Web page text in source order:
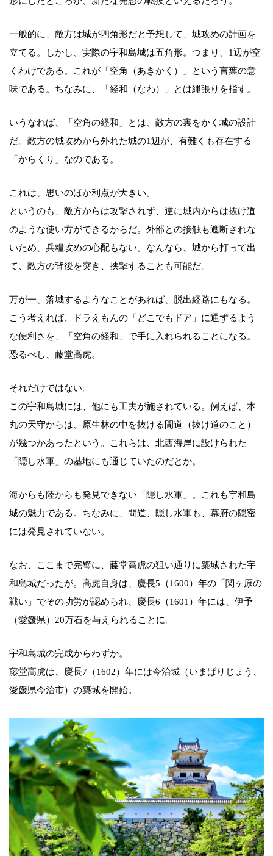
一般的に、敵方は城が四角形だと予想して、城攻めの計画を
立てる。しかし、実際の宇和島城は五角形。つまり、1辺が空
くわけである。これが「空角（あきかく）」という言葉の意
味である。ちなみに、「経和（なわ）」とは縄張りを指す。
いうなれば、「空角の経和」とは、敵方の裏をかく城の設計
だ。敵方の城攻めから外れた城の1辺が、有難くも存在する
「からくり」なのである。
これは、思いのほか利点が大きい。
というのも、敵方からは攻撃されず、逆に城内からは抜け道
のような使い方ができるからだ。外部との接触も遮断されな
いため、兵糧攻めの心配もない。なんなら、城から打って出
て、敵方の背後を突き、挟撃することも可能だ。
万が一、落城するようなことがあれば、脱出経路にもなる。
こう考えれば、ドラえもんの「どこでもドア」に通ずるよう
な便利さを、「空角の経和」で手に入れられることになる。
恐るべし、藤堂高虎。
それだけではない。
この宇和島城には、他にも工夫が施されている。例えば、本
丸の天守からは、原生林の中を抜ける間道（抜け道のこと）
が幾つかあったという。これらは、北西海岸に設けられた
「隠し水軍」の基地にも通じていたのだとか。
海からも陸からも発見できない「隠し水軍」。これも宇和島
城の魅力である。ちなみに、間道、隠し水軍も、幕府の隠密
には発見されていない。
なお、ここまで完璧に、藤堂高虎の狙い通りに築城された宇
和島城だったが。高虎自身は、慶長5（1600）年の「関ヶ原の
戦い」でその功労が認められ、慶長6（1601）年には、伊予
（愛媛県）20万石を与えられることに。
宇和島城の完成からわずか。
藤堂高虎は、慶長7（1602）年には今治城（いまばりじょう、
愛媛県今治市）の築城を開始。